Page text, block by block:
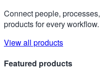
Connect people,
products for every workflow.
View all products
Featured products